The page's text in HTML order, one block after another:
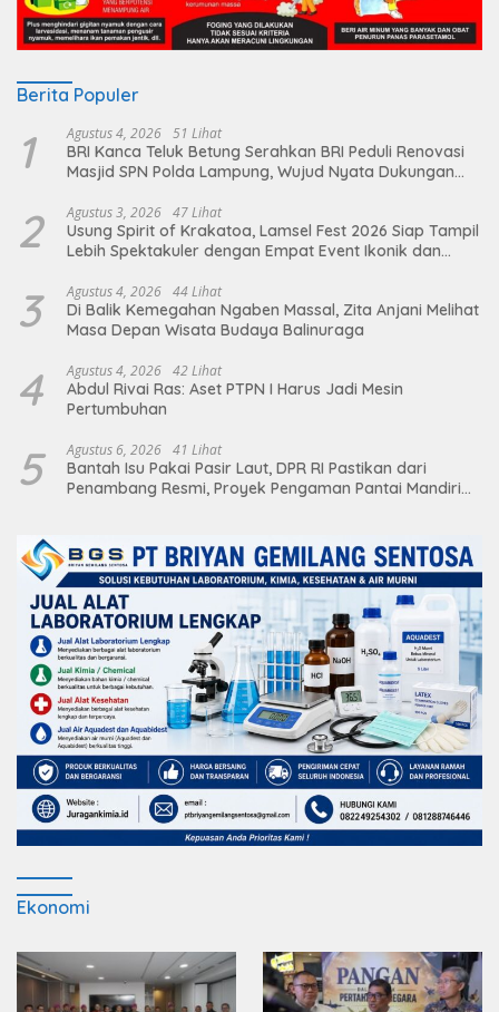
Berita Populer
1 Agustus 4, 2026 51 Lihat
BRI Kanca Teluk Betung Serahkan BRI Peduli Renovasi
Masjid SPN Polda Lampung, Wujud Nyata Dukungan
2 Agustus 3, 2026 47 Lihat
Usung Spirit of Krakatoa, Lamsel Fest 2026 Siap Tampil
Lebih Spektakuler dengan Empat Event Ikonik dan
3 Agustus 4, 2026 44 Lihat
Di Balik Kemegahan Ngaben Massal, Zita Anjani Melihat
Masa Depan Wisata Budaya Balinuraga
4 Agustus 4, 2026 42 Lihat
Abdul Rivai Ras: Aset PTPN I Harus Jadi Mesin
Pertumbuhan
5 Agustus 6, 2026 41 Lihat
Bantah Isu Pakai Pasir Laut, DPR RI Pastikan dari
Penambang Resmi, Proyek Pengaman Pantai Mandiri
Ekonomi